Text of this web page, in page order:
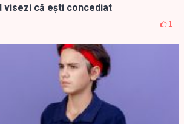
visezi că ești concediat
1